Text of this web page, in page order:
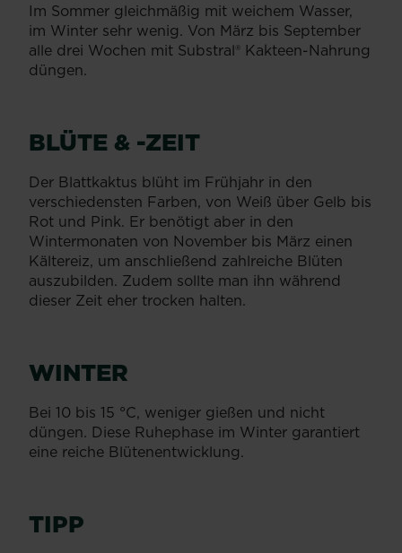
Im Sommer gleichmäßig mit weichem Wasser,
im Winter sehr wenig. Von März bis September
alle drei Wochen mit Substral® Kakteen-Nahrung
düngen.
BLÜTE & -ZEIT
Der Blattkaktus blüht im Frühjahr in den
verschiedensten Farben, von Weiß über Gelb bis
Rot und Pink. Er benötigt aber in den
Wintermonaten von November bis März einen
Kältereiz, um anschließend zahlreiche Blüten
auszubilden. Zudem sollte man ihn während
dieser Zeit eher trocken halten.
WINTER
Bei 10 bis 15 °C, weniger gießen und nicht
düngen. Diese Ruhephase im Winter garantiert
eine reiche Blütenentwicklung.
TIPP